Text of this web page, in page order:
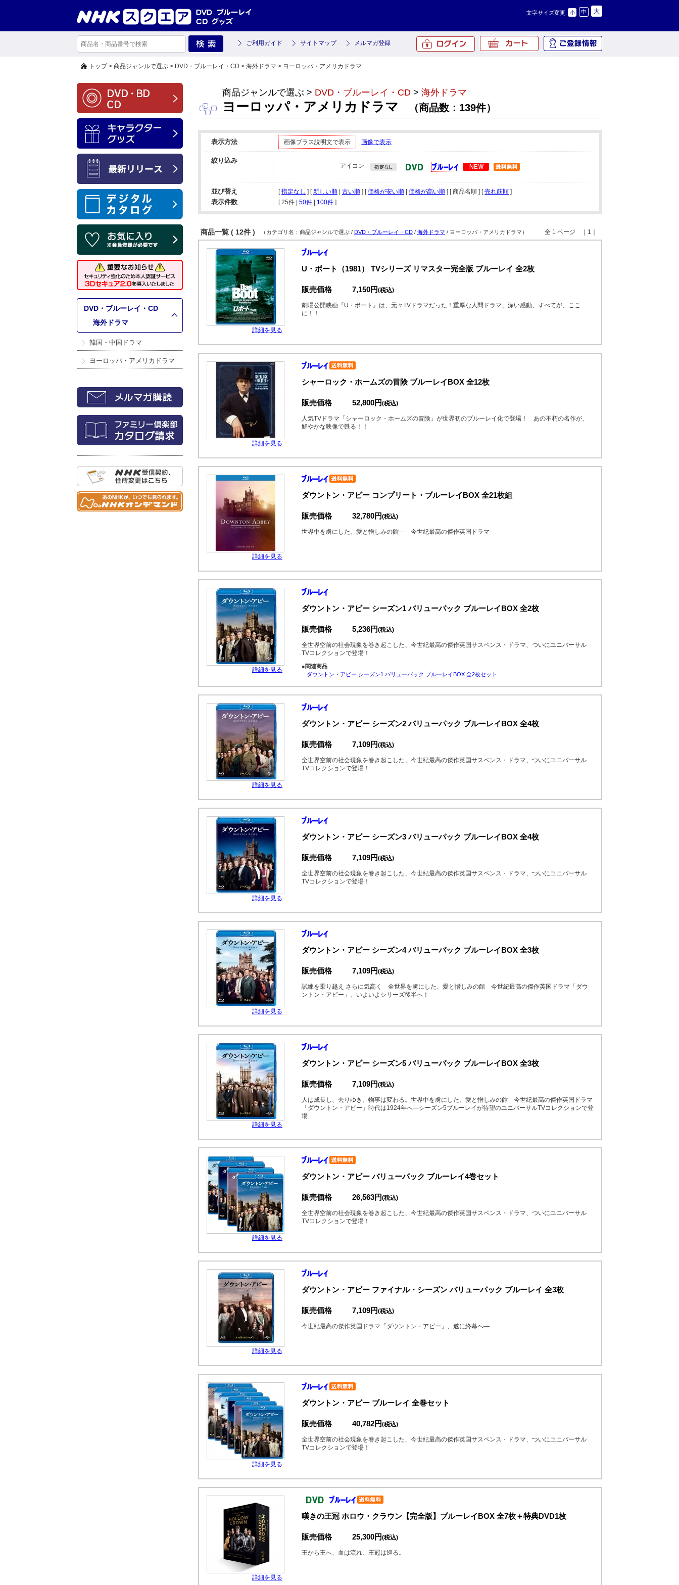
文字サイズ変更 小 中 大
ご利用ガイド サイトマップ メルマガ登録
トップ> 商品ジャンルで選ぶ > DVD・ブルーレイ・CD > 海外ドラマ > ヨーロッパ・アメリカドラマ
DVD・ブルーレイ・CD
海外ドラマ
韓国・中国ドラマ
ヨーロッパ・アメリカドラマ
商品ジャンルで選ぶ > DVD・ブルーレイ・CD > 海外ドラマ
ヨーロッパ・アメリカドラマ （商品数：139件）
表示方法 画像プラス説明文で表示 画像で表示
絞り込み
アイコン
並び替え [指定なし ] [新しい順 古い順 ] [価格が安い順 価格が高い順 ] [ 商品名順 ] [売れ筋順 ]
表示件数 [ 25件 50件 100件 ]
商品一覧 ( 12件 ) 全 1 ページ ｜1｜
（カテゴリ名：商品ジャンルで選ぶ / DVD・ブルーレイ・CD / 海外ドラマ / ヨーロッパ・アメリカドラマ）
詳細を見る
U・ボート（1981） TVシリーズ リマスター完全版 ブルーレイ 全2枚
販売価格 7,150円(税込)
劇場公開映画『U・ボート』は、元々TVドラマだった！重厚な人間ドラマ、深い感動、すべてが、ここ
に！！
詳細を見る
シャーロック・ホームズの冒険 ブルーレイBOX 全12枚
販売価格 52,800円(税込)
人気TVドラマ「シャーロック・ホームズの冒険」が世界初のブルーレイ化で登場！ あの不朽の名作が、
鮮やかな映像で甦る！！
詳細を見る
ダウントン・アビー コンプリート・ブルーレイBOX 全21枚組
販売価格 32,780円(税込)
世界中を虜にした、愛と憎しみの館― 今世紀最高の傑作英国ドラマ
詳細を見る
ダウントン・アビー シーズン1 バリューパック ブルーレイBOX 全2枚
販売価格 5,236円(税込)
全世界空前の社会現象を巻き起こした、今世紀最高の傑作英国サスペンス・ドラマ、ついにユニバーサル
TVコレクションで登場！
●関連商品
ダウントン・アビー シーズン1 バリューパック ブルーレイBOX 全2枚セット
詳細を見る
ダウントン・アビー シーズン2 バリューパック ブルーレイBOX 全4枚
販売価格 7,109円(税込)
全世界空前の社会現象を巻き起こした、今世紀最高の傑作英国サスペンス・ドラマ、ついにユニバーサル
TVコレクションで登場！
詳細を見る
ダウントン・アビー シーズン3 バリューパック ブルーレイBOX 全4枚
販売価格 7,109円(税込)
全世界空前の社会現象を巻き起こした、今世紀最高の傑作英国サスペンス・ドラマ、ついにユニバーサル
TVコレクションで登場！
詳細を見る
ダウントン・アビー シーズン4 バリューパック ブルーレイBOX 全3枚
販売価格 7,109円(税込)
試練を乗り越え さらに気高く 全世界を虜にした、愛と憎しみの館 今世紀最高の傑作英国ドラマ「ダウ
ントン・アビー」、いよいよシリーズ後半へ！
詳細を見る
ダウントン・アビー シーズン5 バリューパック ブルーレイBOX 全3枚
販売価格 7,109円(税込)
人は成長し、去りゆき、物事は変わる。世界中を虜にした、愛と憎しみの館 今世紀最高の傑作英国ドラマ
「ダウントン・アビー」時代は1924年へ―シーズン5ブルーレイが待望のユニバーサルTVコレクションで登
場
詳細を見る
ダウントン・アビー バリューパック ブルーレイ4巻セット
販売価格 26,563円(税込)
全世界空前の社会現象を巻き起こした、今世紀最高の傑作英国サスペンス・ドラマ、ついにユニバーサル
TVコレクションで登場！
詳細を見る
ダウントン・アビー ファイナル・シーズン バリューパック ブルーレイ 全3枚
販売価格 7,109円(税込)
今世紀最高の傑作英国ドラマ「ダウントン・アビー」、遂に終幕へ―
詳細を見る
ダウントン・アビー ブルーレイ 全巻セット
販売価格 40,782円(税込)
全世界空前の社会現象を巻き起こした、今世紀最高の傑作英国サスペンス・ドラマ、ついにユニバーサル
TVコレクションで登場！
詳細を見る
嘆きの王冠 ホロウ・クラウン【完全版】ブルーレイBOX 全7枚＋特典DVD1枚
販売価格 25,300円(税込)
王から王へ、血は流れ、王冠は巡る。